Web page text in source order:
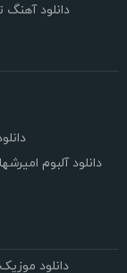
دانلود
دانلود آلبوم
دانلود